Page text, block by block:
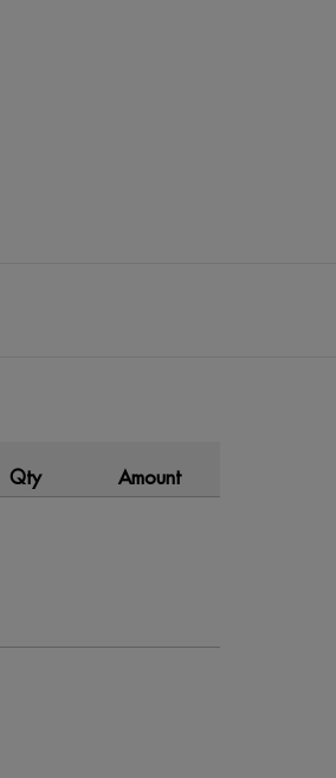
Qty Amount